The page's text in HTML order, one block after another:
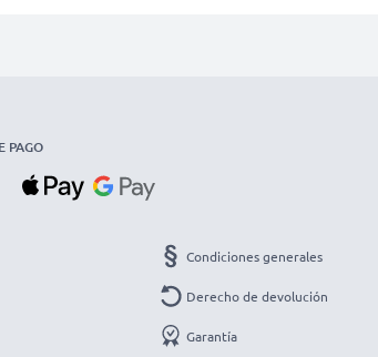
PAGO
Condiciones generales
Derecho de devolución
Garantía